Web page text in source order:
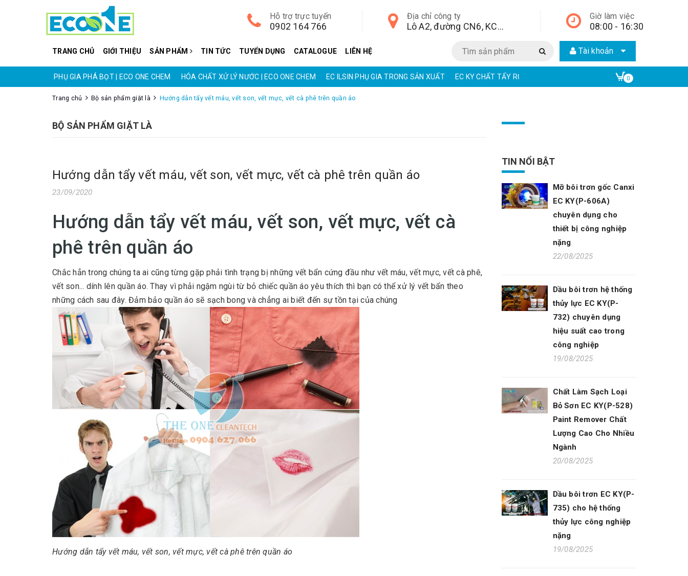
Giờ làm việc
08:00 - 16:30
Địa chỉ công ty
Lô A2, đường CN6, KCN Từ Liêm, quận Bắc Từ Liêm, Hà Nội, Hà Nội,
Hỗ trợ trực tuyến
0902 164 766
TRANG CHỦ GIỚI THIỆU SẢN PHẨM TIN TỨC TUYỂN DỤNG CATALOGUE LIÊN HỆ Tài khoản
PHỤ GIA PHÁ BỌT | ECO ONE CHEM HÓA CHẤT XỬ LÝ NƯỚC | ECO ONE CHEM EC ILSIN PHỤ GIA TRONG SẢN XUẤT EC KY CHẤT TẨY RỬA CÔNG NGHIỆP | ECO ONE CHEM
0
Trang chủ Bộ sản phẩm giặt là Hướng dẫn tẩy vết máu, vết son, vết mực, vết cà phê trên quần áo
BỘ SẢN PHẨM GIẶT LÀ
Hướng dẫn tẩy vết máu, vết son, vết mực, vết cà phê trên quần áo
23/09/2020
Hướng dẫn tẩy vết máu, vết son, vết mực, vết cà
phê trên quần áo
Chắc hẳn trong chúng ta ai cũng từng gặp phải tình trạng bị những vết bẩn cứng đầu như vết máu, vết mực, vết cà phê,
vết son... dính lên quần áo. Thay vì phải ngậm ngùi từ bỏ chiếc quần áo yêu thích thì bạn có thể xử lý vết bẩn theo
những cách sau đây. Đảm bảo quần áo sẽ sạch bong và chẳng ai biết đến sự tồn tại của chúng
Hướng dẫn tẩy vết máu, vết son, vết mực, vết cà phê trên quần áo
TIN NỔI BẬT
Mỡ bôi trơn gốc Canxi
EC KY(P-606A)
chuyên dụng cho
thiết bị công nghiệp
nặng
22/08/2025
Dầu bôi trơn hệ thống
thủy lực EC KY(P-
732) chuyên dụng
hiệu suất cao trong
công nghiệp
19/08/2025
Chất Làm Sạch Loại
Bỏ Sơn EC KY(P-528)
Paint Remover Chất
Lượng Cao Cho Nhiều
Ngành
20/08/2025
Dầu bôi trơn EC KY(P-
735) cho hệ thống
thủy lực công nghiệp
nặng
19/08/2025